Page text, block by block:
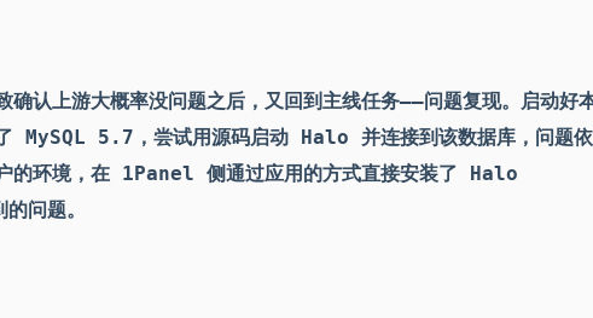
确认上游大概率没问题之后，又回到主线任务——问题复现。启动好
MySQL 5.7，尝试用源码启动 Halo 并连接到该数据库，问题
的环境，在 1Panel 侧通过应用的方式直接安装了 Halo
问题。